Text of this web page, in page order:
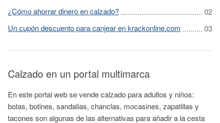
¿Cómo ahorrar dinero en calzado?
Un cupón descuento para canjear en krackonline.com
Calzado en un portal multimarca
En este portal web se vende calzado para adultos y niños:
botas, botines, sandalias, chanclas, mocasines, zapatillas y
tacones son algunas de las alternativas para añadir a la cesta